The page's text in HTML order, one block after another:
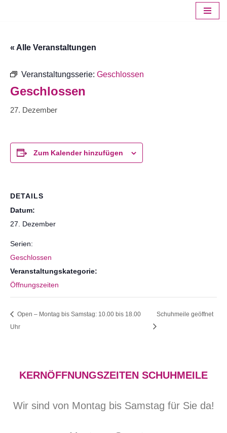
springen
« Alle Veranstaltungen
Veranstaltungsserie: Geschlossen
Geschlossen
27. Dezember
Zum Kalender hinzufügen
DETAILS
Datum:
27. Dezember
Serien:
Geschlossen
Veranstaltungskategorie:
Öffnungszeiten
Open – Montag bis Samstag: 10.00 bis 18.00
Uhr
Schuhmeile geöffnet
KERNÖFFNUNGSZEITEN SCHUHMEILE
Wir sind von Montag bis Samstag für Sie da!